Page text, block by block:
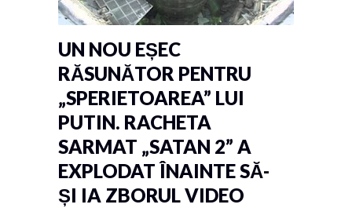
UN NOU EȘEC
RĂSUNĂTOR PENTRU
„SPERIETOAREA” LUI
PUTIN. RACHETA
SARMAT „SATAN 2” A
EXPLODAT ÎNAINTE SĂ-
ȘI IA ZBORUL VIDEO